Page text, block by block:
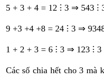
5 + 3 + 4 = 12 ⁝ 3 ⇒ 543
9 +3 +4 +8 = 24 ⁝ 3 ⇒
1 + 2 + 3 = 6 ⁝ 3 ⇒ 123 ⁝
Các số chia hết cho 3 mà